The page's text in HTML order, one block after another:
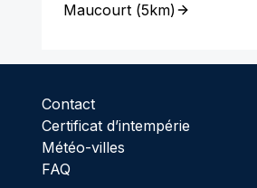
Maucourt(5km)
Contact
Certificat d’intempérie
Météo-villes
FAQ